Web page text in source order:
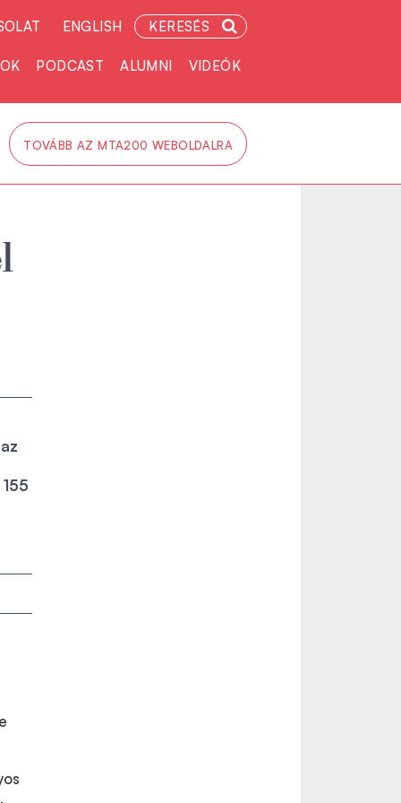
ENGLISH KERESÉS
PODCAST ALUMNI VIDEÓK
TOVÁBB AZ MTA200 WEBOLDALRA